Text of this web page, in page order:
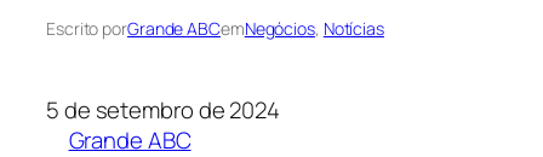
Escrito porGrande ABCemNegócios, Notícias
5 de setembro de 2024
Grande ABC